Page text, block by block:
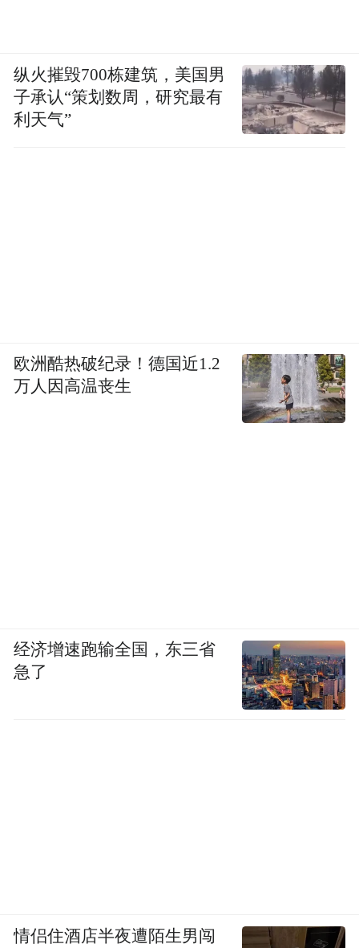
纵火摧毁700栋建筑，美国男
子承认“策划数周，研究最有
利天气”
欧洲酷热破纪录！德国近1.2
万人因高温丧生
经济增速跑输全国，东三省
急了
情侣住酒店半夜遭陌生男闯